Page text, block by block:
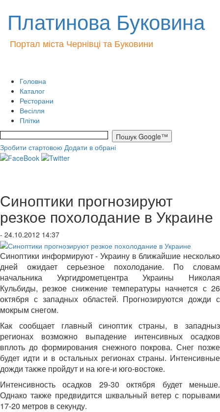
Платинова Буковина
Портал міста Чернівці та Буковини
Головна
Каталог
Ресторани
Весілля
Плітки
Зробити стартовою Додати в обрані
Синоптики прогнозируют
резкое похолодание в Украине
- 24.10.2012 14:37
Синоптики информируют - Украину в ближайшие несколько
дней ожидает серьезное похолодание. По словам
начальника Укргидрометцентра Украины Николая
Кульбиды, резкое снижение температуры начнется с 26
октября с западных областей. Прогнозируются дожди с
мокрым снегом.
Как сообщает главный синоптик страны, в западныз
регионах возможно выпадение интенсивных осадков
вплоть до формирования снежного покрова. Снег позже
будет идти и в остальных регионах страны. Интенсивные
дожди также пройдут и на юге-и юго-востоке.
Интенсивность осадков 29-30 октября будет меньше.
Однако также предвидится шквальный ветер с порывами
17-20 метров в секунду.